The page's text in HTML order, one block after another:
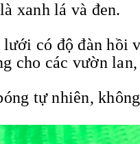
xanh lá và đen.
lưới có độ đàn hồi
cho các vườn
tự nhiên,